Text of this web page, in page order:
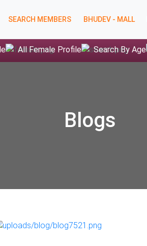
SEARCH MEMBERS BHUDEV - MALL
All Female Profile Search By Age
Blogs